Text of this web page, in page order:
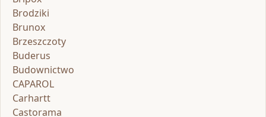
Brodziki
Brunox
Brzeszczoty
Buderus
Budownictwo
CAPAROL
Carhartt
Castorama